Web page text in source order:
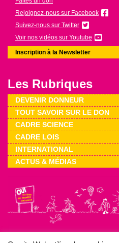
Rejoignez-nous sur Facebook
Suivez-nous sur Twitter
Voir nos vidéos sur Youtube
Inscription à la Newsletter
Les Rubriques
DEVENIR DONNEUR
TOUT SAVOIR SUR LE DON
CADRE SCIENCE
CADRE LOIS
INTERNATIONAL
ACTUS & MÉDIAS